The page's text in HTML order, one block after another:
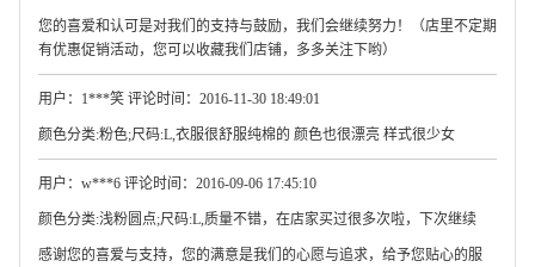
您的喜爱和认可是对我们的支持与鼓励，我们会继续努力！（店里不定期
有优惠促销活动，您可以收藏我们店铺，多多关注下哟）
用户：1***笑 评论时间：2016-11-30 18:49:01
颜色分类:粉色;尺码:L,衣服很舒服纯棉的 颜色也很漂亮 样式很少女
用户：w***6 评论时间：2016-09-06 17:45:10
颜色分类:浅粉圆点;尺码:L,质量不错，在店家买过很多次啦，下次继续
感谢您的喜爱与支持，您的满意是我们的心愿与追求，给予您贴心的服